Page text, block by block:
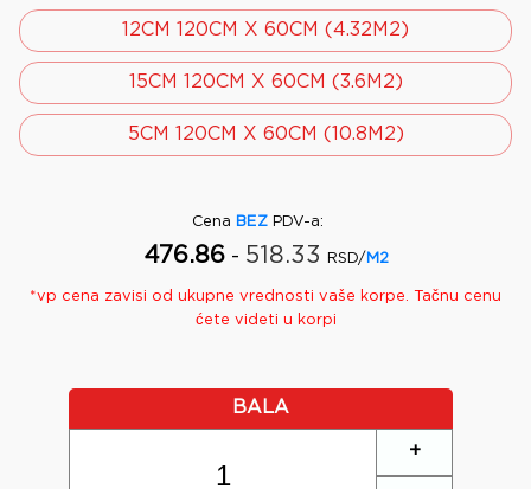
12CM 120CM X 60CM (4.32M2)
15CM 120CM X 60CM (3.6M2)
5CM 120CM X 60CM (10.8M2)
Cena BEZ PDV-a:
476.86- 518.33 RSD/ M2
*vp cena zavisi od ukupne vrednosti vaše korpe. Tačnu cenu
ćete videti u korpi
BALA
+